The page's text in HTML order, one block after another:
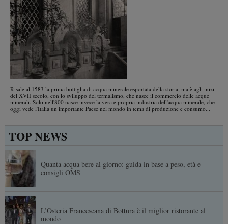
Risale al 1583 la prima bottiglia di acqua minerale esportata della storia, ma è agli inizi
del XVII secolo, con lo sviluppo del termalismo, che nasce il commercio delle acque
minerali. Solo nell'800 nasce invece la vera e propria industria dell'acqua minerale, che
oggi vede l'Italia un importante Paese nel mondo in tema di produzione e consumo...
TOP NEWS
Quanta acqua bere al giorno: guida in base a peso, età e
consigli OMS
L’Osteria Francescana di Bottura è il miglior ristorante al
mondo